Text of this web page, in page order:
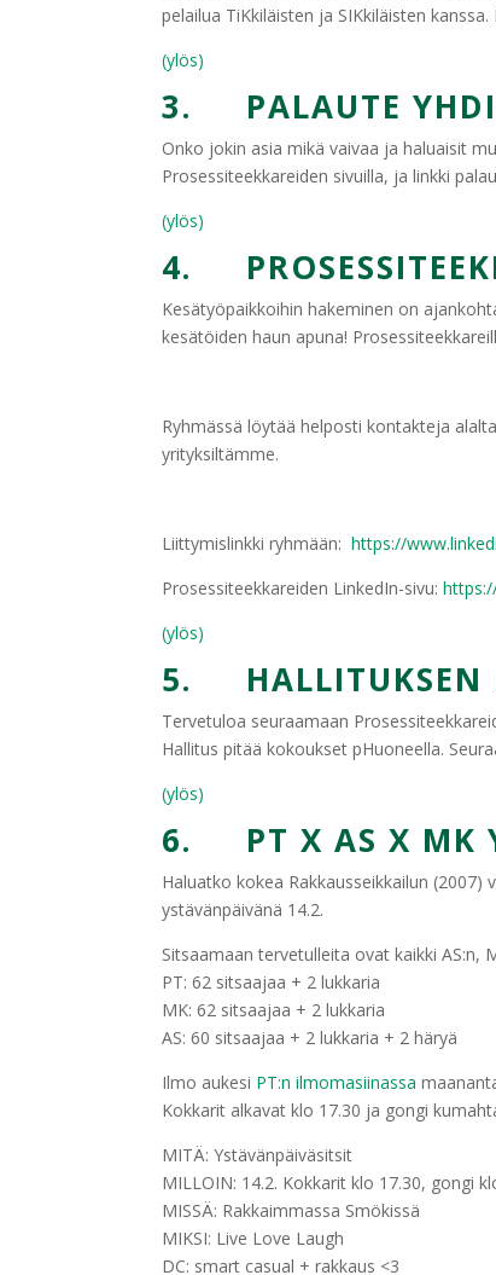
pelailua TiKkiläisten ja SIKkiläisten
(ylös)
3. PALAUTE
Onko jokin asia mikä vaivaa ja haluaisit
Prosessiteekkareiden sivuilla, ja linkki
(ylös)
4.
Kesätyöpaikkoihin hakeminen on
kesätöiden haun apuna!
Ryhmässä löytää helposti kontakteja
yrityksiltämme.
Liittymislinkki ryhmään:https://
Prosessiteekkareiden LinkedIn-sivu:
(ylös)
5. HALLITUKSEN
Tervetuloa seuraamaan
Hallitus pitää kokoukset pHuoneella.
(ylös)
6. PT X AS X MK
Haluatko kokea Rakkausseikkailun
ystävänpäivänä 14.2.
Sitsaamaan tervetulleita ovat kaikki AS:n,
PT: 62 sitsaajaa + 2 lukkaria
MK: 62 sitsaajaa + 2 lukkaria
AS: 60 sitsaajaa + 2 lukkaria + 2 häryä
Ilmo aukesi PT:n ilmomasiinassa
Kokkarit alkavat klo 17.30 ja gongi
MITÄ: Ystävänpäiväsitsit
MILLOIN: 14.2. Kokkarit klo 17.30, gongi
MISSÄ: Rakkaimmassa Smökissä
MIKSI: Live Love Laugh
DC: smart casual + rakkaus <3